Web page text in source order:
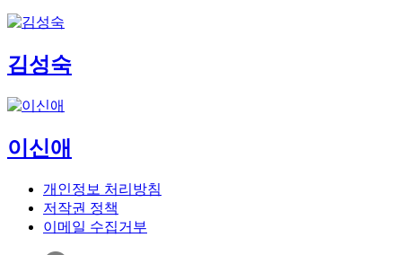
김성숙
이신애
개인정보 처리방침
저작권 정책
이메일 수집거부